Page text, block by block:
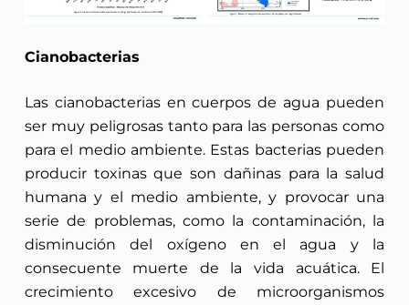
Cianobacterias
Las cianobacterias en cuerpos de agua pueden
ser muy peligrosas tanto para las personas como
para el medio ambiente. Estas bacterias pueden
producir toxinas que son dañinas para la salud
humana y el medio ambiente, y provocar una
serie de problemas, como la contaminación, la
disminución del oxígeno en el agua y la
consecuente muerte de la vida acuática. El
crecimiento excesivo de microorganismos